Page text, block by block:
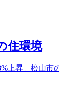
住環境
上昇。松山